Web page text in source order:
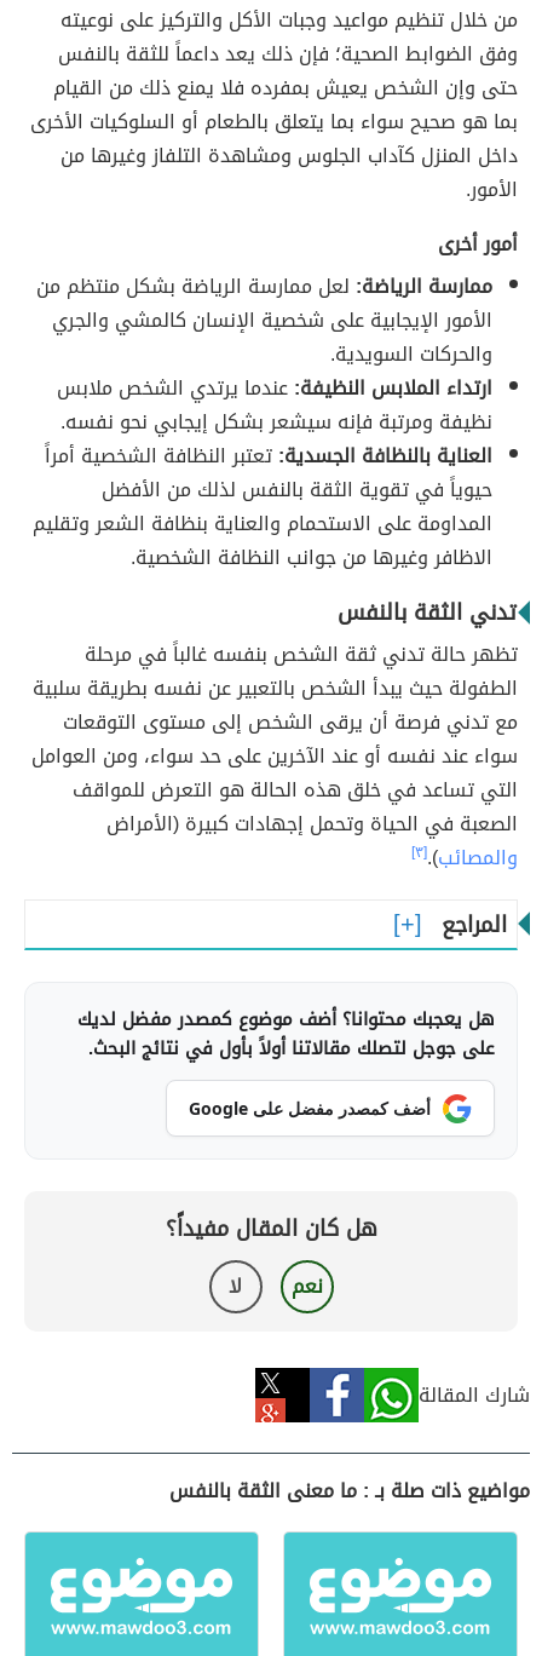
من خلال تنظيم مواعيد وجبات الأكل والتركيز على نوعيته
وفق الضوابط الصحية؛ فإن ذلك يعد داعماً للثقة بالنفس
حتى وإن الشخص يعيش بمفرده فلا يمنع ذلك من القيام
بما هو صحيح سواء بما يتعلق بالطعام أو السلوكيات الأخرى
داخل المنزل كآداب الجلوس ومشاهدة التلفاز وغيرها من
الأمور.
أمور أخرى
ممارسة الرياضة: لعل ممارسة الرياضة بشكل منتظم من
الأمور الإيجابية على شخصية الإنسان كالمشي والجري
والحركات السويدية.
ارتداء الملابس النظيفة:عندما يرتدي الشخص ملابس
نظيفة ومرتبة فإنه سيشعر بشكل إيجابي نحو نفسه.
العناية بالنظافة الجسدية:تعتبر النظافة الشخصية أمراً
حيوياً في تقوية الثقة بالنفس لذلك من الأفضل
المداومة على الاستحمام والعناية بنظافة الشعر وتقليم
الاظافر وغيرها من جوانب النظافة الشخصية.
تدني الثقة بالنفس
تظهر حالة تدني ثقة الشخص بنفسه غالباً في مرحلة
الطفولة حيث يبدأ الشخص بالتعبير عن نفسه بطريقة سلبية
مع تدني فرصة أن يرقى الشخص إلى مستوى التوقعات
سواء عند نفسه أو عند الآخرين على حد سواء، ومن العوامل
التي تساعد في خلق هذه الحالة هو التعرض للمواقف
الصعبة في الحياة وتحمل إجهادات كبيرة (الأمراض
والمصائب).[٣]
المراجع
هل يعجبك محتوانا؟ أضف موضوع كمصدر مفضل لديك
على جوجل لتصلك مقالاتنا أولاً بأول في نتائج البحث.
أضف كمصدر مفضل على Google
هل كان المقال مفيداً؟
نعم لا
شارك المقالة
مواضيع ذات صلة بـ : ما معنى الثقة بالنفس